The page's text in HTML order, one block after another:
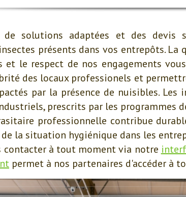
de solutions adaptées et des devis
présents dans vos entrepôts.
et le respect de nos engagements
des locaux professionels et
par la présence de nuisibles.
prescrits par les programmes
professionnelle contribue
la situation hygiénique dans les
contacter à tout moment via notre
permet à nos partenaires d'accéder à